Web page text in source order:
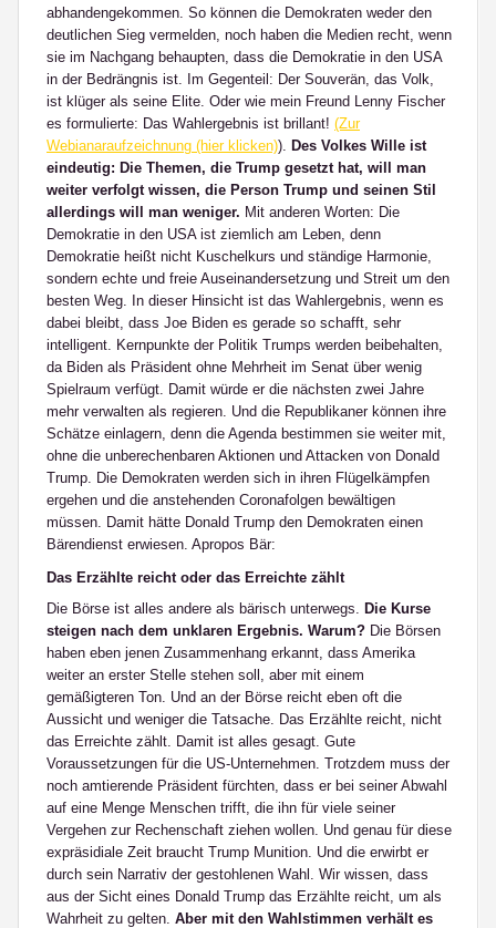
abhandengekommen. So können die Demokraten weder den
deutlichen Sieg vermelden, noch haben die Medien recht, wenn
sie im Nachgang behaupten, dass die Demokratie in den USA
in der Bedrängnis ist. Im Gegenteil: Der Souverän, das Volk,
ist klüger als seine Elite. Oder wie mein Freund Lenny Fischer
es formulierte: Das Wahlergebnis ist brillant! (Zur
Webianaraufzeichnung (hier klicken)). Des Volkes Wille ist
eindeutig: Die Themen, die Trump gesetzt hat, will man
weiter verfolgt wissen, die Person Trump und seinen Stil
allerdings will man weniger. Mit anderen Worten: Die
Demokratie in den USA ist ziemlich am Leben, denn
Demokratie heißt nicht Kuschelkurs und ständige Harmonie,
sondern echte und freie Auseinandersetzung und Streit um den
besten Weg. In dieser Hinsicht ist das Wahlergebnis, wenn es
dabei bleibt, dass Joe Biden es gerade so schafft, sehr
intelligent. Kernpunkte der Politik Trumps werden beibehalten,
da Biden als Präsident ohne Mehrheit im Senat über wenig
Spielraum verfügt. Damit würde er die nächsten zwei Jahre
mehr verwalten als regieren. Und die Republikaner können ihre
Schätze einlagern, denn die Agenda bestimmen sie weiter mit,
ohne die unberechenbaren Aktionen und Attacken von Donald
Trump. Die Demokraten werden sich in ihren Flügelkämpfen
ergehen und die anstehenden Coronafolgen bewältigen
müssen. Damit hätte Donald Trump den Demokraten einen
Bärendienst erwiesen. Apropos Bär:
Das Erzählte reicht oder das Erreichte zählt
Die Börse ist alles andere als bärisch unterwegs. Die Kurse
steigen nach dem unklaren Ergebnis. Warum? Die Börsen
haben eben jenen Zusammenhang erkannt, dass Amerika
weiter an erster Stelle stehen soll, aber mit einem
gemäßigteren Ton. Und an der Börse reicht eben oft die
Aussicht und weniger die Tatsache. Das Erzählte reicht, nicht
das Erreichte zählt. Damit ist alles gesagt. Gute
Voraussetzungen für die US-Unternehmen. Trotzdem muss der
noch amtierende Präsident fürchten, dass er bei seiner Abwahl
auf eine Menge Menschen trifft, die ihn für viele seiner
Vergehen zur Rechenschaft ziehen wollen. Und genau für diese
expräsidiale Zeit braucht Trump Munition. Und die erwirbt er
durch sein Narrativ der gestohlenen Wahl. Wir wissen, dass
aus der Sicht eines Donald Trump das Erzählte reicht, um als
Wahrheit zu gelten. Aber mit den Wahlstimmen verhält es